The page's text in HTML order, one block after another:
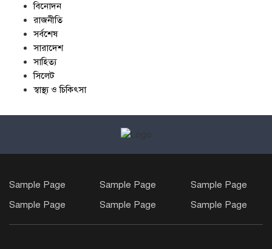
বিনোদন
রাজনীতি
সর্বশেষ
সারাদেশ
সাহিত্য
সিলেট
স্বাস্থ্য ও চিকিৎসা
Sample Page Sample Page
Sample Page
Sample Page
Sample Page Sample Page